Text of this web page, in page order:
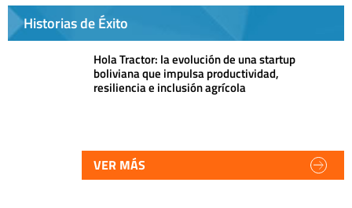
Historias de Éxito
Hola Tractor: la evolución de una startup
boliviana que impulsa productividad,
resiliencia e inclusión agrícola
VER MÁS